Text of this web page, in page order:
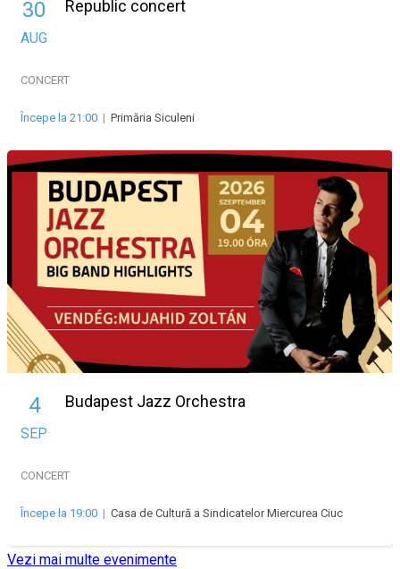
30
AUG
Republic concert
CONCERT
Începe la 21:00 | Primăria Siculeni
4
SEP
Budapest Jazz Orchestra
CONCERT
Începe la 19:00 | Casa de Cultură a Sindicatelor Miercurea Ciuc
Vezi mai multe evenimente